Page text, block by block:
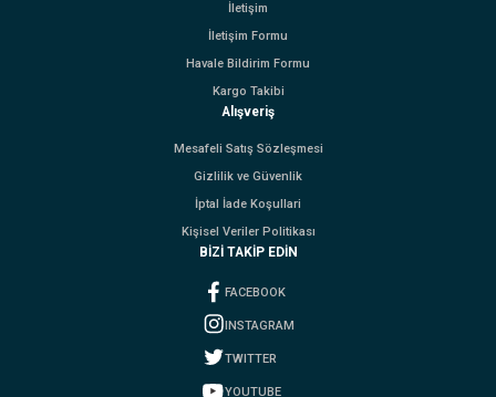
İletişim
İletişim Formu
Havale Bildirim Formu
Kargo Takibi
Alışveriş
Mesafeli Satış Sözleşmesi
Gizlilik ve Güvenlik
İptal İade Koşullari
Kişisel Veriler Politikası
BİZİ TAKİP EDİN
FACEBOOK
INSTAGRAM
TWITTER
YOUTUBE